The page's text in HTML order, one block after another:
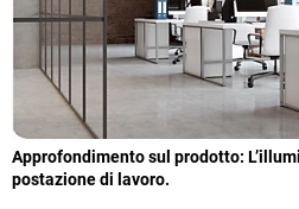
Approfondimento sul prodotto:
postazione di lavoro.